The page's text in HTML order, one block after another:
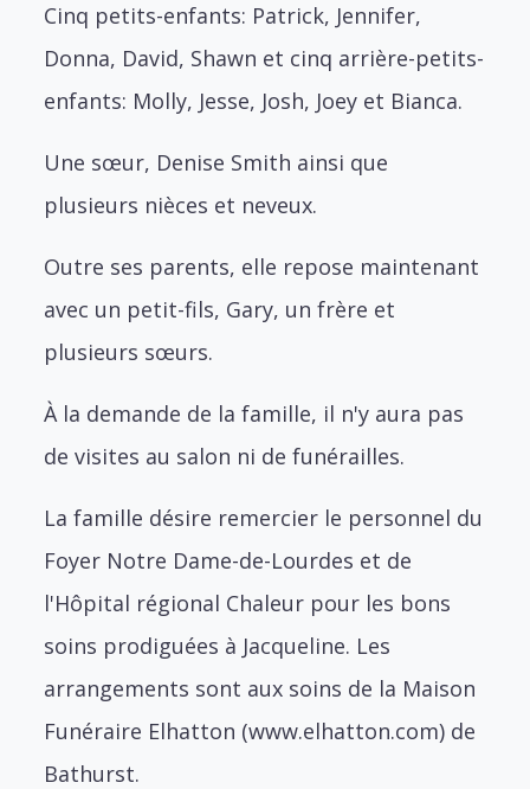
Cinq petits-enfants: Patrick, Jennifer,
Donna, David, Shawn et cinq arrière-petits-
enfants: Molly, Jesse, Josh, Joey et Bianca.
Une sœur, Denise Smith ainsi que
plusieurs nièces et neveux.
Outre ses parents, elle repose maintenant
avec un petit-fils, Gary, un frère et
plusieurs sœurs.
À la demande de la famille, il n'y aura pas
de visites au salon ni de funérailles.
La famille désire remercier le personnel du
Foyer Notre Dame-de-Lourdes et de
l'Hôpital régional Chaleur pour les bons
soins prodiguées à Jacqueline. Les
arrangements sont aux soins de la Maison
Funéraire Elhatton (www.elhatton.com) de
Bathurst.